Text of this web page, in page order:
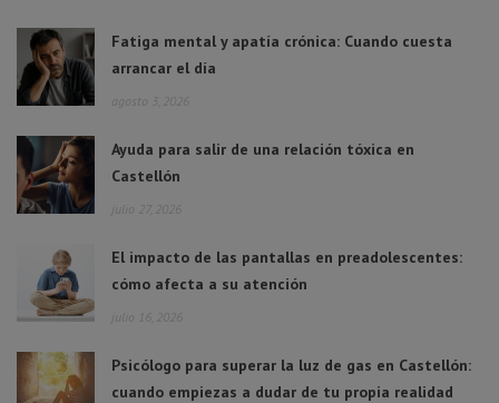
Fatiga mental y apatía crónica: Cuando cuesta
arrancar el día
agosto 3, 2026
Ayuda para salir de una relación tóxica en
Castellón
julio 27, 2026
El impacto de las pantallas en preadolescentes:
cómo afecta a su atención
julio 16, 2026
Psicólogo para superar la luz de gas en Castellón:
cuando empiezas a dudar de tu propia realidad